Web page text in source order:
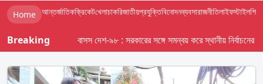
Home আন্তর্জাতিকক্রিকেটখেলাচাকরিজাতীয়প্রযুক্তিবিনোদনব্যবসারাজনীতিলাইফস্টাইলশিক্ষা
Breaking বাসস দেশ-৯৮ : সরকারের সঙ্গে সমন্বয় করে স্থানীয় নির্বাচনের